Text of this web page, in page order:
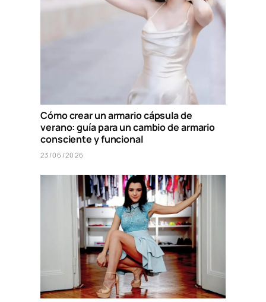
Cómo crear un armario cápsula de
verano: guía para un cambio de armario
consciente y funcional
23/06/2026